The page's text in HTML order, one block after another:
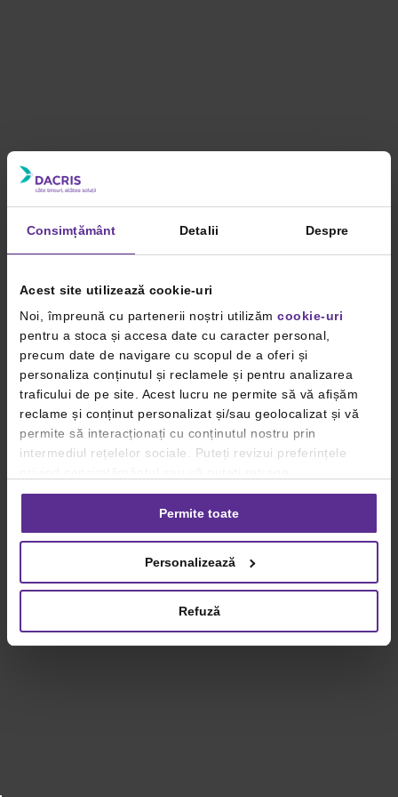
Consimțământ Detalii Despre
Acest site utilizează cookie-uri
Noi, împreună cu partenerii noștri utilizăm cookie-uri
pentru a stoca și accesa date cu caracter personal,
precum date de navigare cu scopul de a oferi și
personaliza conținutul și reclamele și pentru analizarea
traficului de pe site. Acest lucru ne permite să vă afișăm
reclame și conținut personalizat și/sau geolocalizat și vă
permite să interacționați cu conținutul nostru prin
intermediul rețelelor sociale. Puteți revizui preferințele
consimțământul oricând, făcând click pe linkul către
setările dvs. de cookie-uri.
privind utilizarea modulelor cookie.Detalii
Permite toate
Personalizează
Refuză